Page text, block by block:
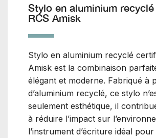
Stylo en aluminium
RCS Amisk
Stylo en aluminium recyclé
Amisk est la combinaison
élégant et moderne. Fabriqué à
d’aluminium recyclé, ce stylo
seulement esthétique, il
à réduire l’impact sur
l’instrument d’écriture idéal